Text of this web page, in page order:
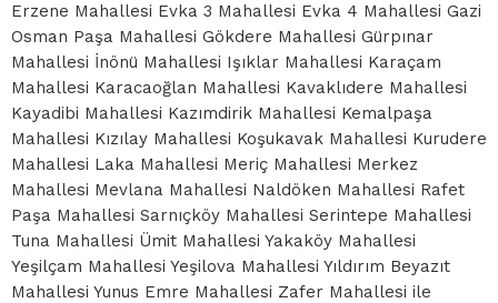
Erzene Mahallesi Evka 3 Mahallesi Evka 4 Mahallesi Gazi
Osman Paşa Mahallesi Gökdere Mahallesi Gürpınar
Mahallesi İnönü Mahallesi Işıklar Mahallesi Karaçam
Mahallesi Karacaoğlan Mahallesi Kavaklıdere Mahallesi
Kayadibi Mahallesi Kazımdirik Mahallesi Kemalpaşa
Mahallesi Kızılay Mahallesi Koşukavak Mahallesi Kurudere
Mahallesi Laka Mahallesi Meriç Mahallesi Merkez
Mahallesi Mevlana Mahallesi Naldöken Mahallesi Rafet
Paşa Mahallesi Sarnıçköy Mahallesi Serintepe Mahallesi
Tuna Mahallesi Ümit Mahallesi Yakaköy Mahallesi
Yeşilçam Mahallesi Yeşilova Mahallesi Yıldırım Beyazıt
Mahallesi Yunus Emre Mahallesi Zafer Mahallesi ile